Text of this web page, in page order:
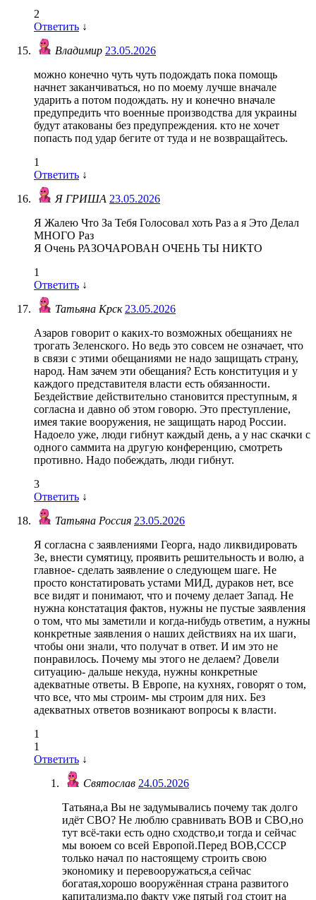
2
Ответить ↓
Владимир 23.05.2026
можно конечно чуть чуть подождать пока помощь
начнет заканчиваться, но по моему лучше вначале
ударить а потом подождать. ну и конечно вначале
предупредить что военные производства для украины
будут атакованы без предупреждения. кто не хочет
попасть под удар бегите от туда и не возвращайтесь.
1
Ответить ↓
Я ГРИША 23.05.2026
Я Жалею Что За Тебя Голосовал хоть Раз а я Это Делал
МНОГО Раз
Я Очень РАЗОЧАРОВАН ОЧЕНЬ ТЫ НИКТО
1
Ответить ↓
Татьяна Крск23.05.2026
Азаров говорит о каких-то возможных обещаниях не
трогать Зеленского. Но ведь это совсем не означает, что
в связи с этими обещаниями не надо защищать страну,
народ. Нам зачем эти обещания? Есть конституция и у
каждого представителя власти есть обязанности.
Бездействие действительно становится преступным, я
согласна и давно об этом говорю. Это преступление,
имея такие вооружения, не защищать народ России.
Надоело уже, люди гибнут каждый день, а у нас скачки с
одного саммита на другую конференцию, смотреть
противно. Надо побеждать, люди гибнут.
3
Ответить ↓
Татьяна Россия 23.05.2026
Я согласна с заявлениями Георга, надо ликвидировать
Зе, внести сумятицу, проявить решительность и волю, а
главное- сделать заявление о следующем шаге. Не
просто констатировать устами МИД, дураков нет, все
все видят и понимают, что и почему делает Запад. Не
нужна констатация фактов, нужны не пустые заявления
о том, что мы заметили и когда-нибудь ответим, а нужны
конкретные заявления о наших действиях на их шаги,
чтобы они знали, что получат в ответ. И им это не
понравилось. Почему мы этого не делаем? Довели
ситуацию- дальше некуда, нужны конкретные
адекватные ответы. В Европе, на кухнях, говорят о том,
что все, что мы строим- мы строим для них. Без
адекватных ответов возникают вопросы к власти.
1
1
Ответить ↓
Святослав 24.05.2026
Татьяна,а Вы не задумывались почему так долго
идёт СВО? Не люблю сравнивать ВОВ и СВО,но
тут всё-таки есть одно сходство,и тогда и сейчас
мы воюем со всей Европой.Перед ВОВ,СССР
только начал по настоящему строить свою
экономику и перевооружаться,а сейчас
богатая,хорошо вооружённая страна развитого
капитализма,по факту уже пятый год стоит на